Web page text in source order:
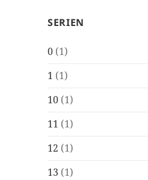
SERIEN
0 (1)
1 (1)
10 (1)
11 (1)
12 (1)
13 (1)